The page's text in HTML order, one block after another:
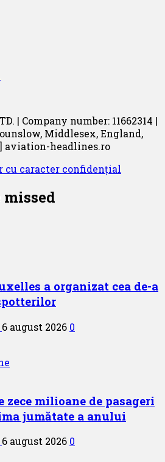
| Company number: 11662314 |
Middlesex, England,
aviation-headlines.ro
cu caracter confidențial
a organizat cea de-a
6 august 2026 0
zece milioane de pasageri
jumătate a anului
6 august 2026 0